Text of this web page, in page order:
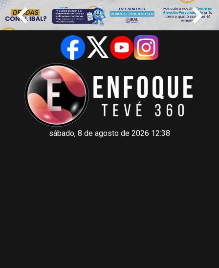
sábado, 8 de agosto de 2026 12:38